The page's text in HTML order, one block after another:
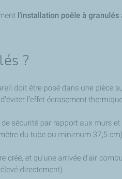
l’installation poêle à granulés
?
doit être posé dans une pièce
l’effet écrasement
sécurité par rapport aux murs
du tube ou minimum 37,5 cm).
créé, et qu’une arrivée d’air
directement).